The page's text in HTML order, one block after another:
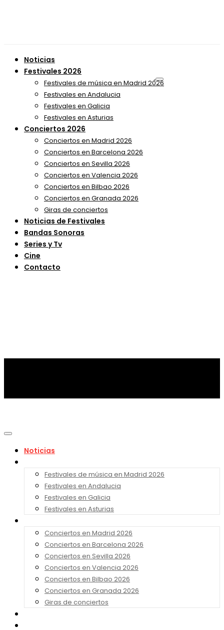
Noticias
Festivales 2026
Festivales de música en Madrid 2026
Festivales en Andalucia
Festivales en Galicia
Festivales en Asturias
Conciertos 2026
Conciertos en Madrid 2026
Conciertos en Barcelona 2026
Conciertos en Sevilla 2026
Conciertos en Valencia 2026
Conciertos en Bilbao 2026
Conciertos en Granada 2026
Giras de conciertos
Noticias de Festivales
Bandas Sonoras
Series y Tv
Cine
Contacto
Noticias
Festivales de música en Madrid 2026
Festivales en Andalucia
Festivales en Galicia
Festivales en Asturias
Conciertos en Madrid 2026
Conciertos en Barcelona 2026
Conciertos en Sevilla 2026
Conciertos en Valencia 2026
Conciertos en Bilbao 2026
Conciertos en Granada 2026
Giras de conciertos